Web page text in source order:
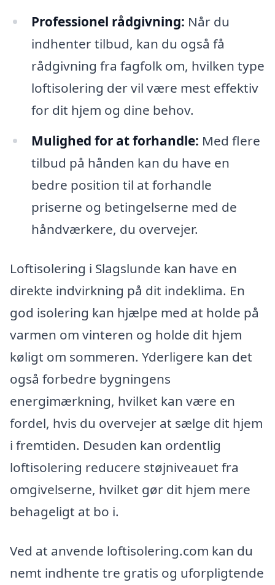
Professionel rådgivning: Når du
indhenter tilbud, kan du også få
rådgivning fra fagfolk om, hvilken type
loftisolering der vil være mest effektiv
for dit hjem og dine behov.
Mulighed for at forhandle: Med flere
tilbud på hånden kan du have en
bedre position til at forhandle
priserne og betingelserne med de
håndværkere, du overvejer.
Loftisolering i Slagslunde kan have en
direkte indvirkning på dit indeklima. En
god isolering kan hjælpe med at holde på
varmen om vinteren og holde dit hjem
køligt om sommeren. Yderligere kan det
også forbedre bygningens
energimærkning, hvilket kan være en
fordel, hvis du overvejer at sælge dit hjem
i fremtiden. Desuden kan ordentlig
loftisolering reducere støjniveauet fra
omgivelserne, hvilket gør dit hjem mere
behageligt at bo i.
Ved at anvende loftisolering.com kan du
nemt indhente tre gratis og uforpligtende